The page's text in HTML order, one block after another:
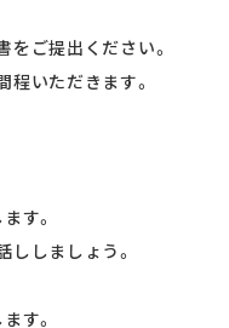
ご提出ください。
いただきます。
す。
しましょう。
す。